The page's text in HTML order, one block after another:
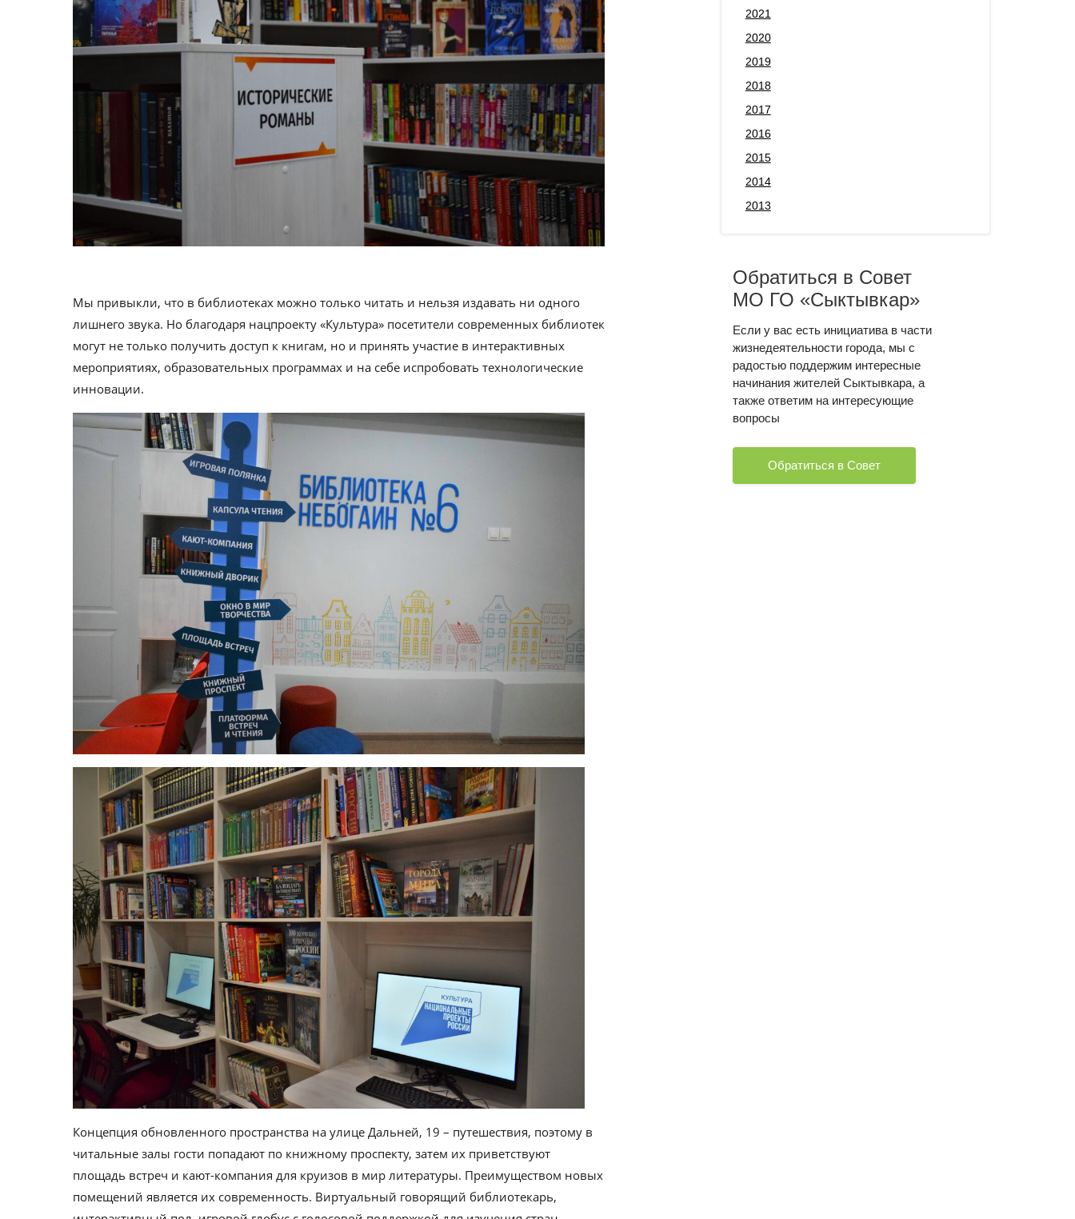
Мы привыкли, что в библиотеках можно только читать и нельзя издавать ни одного
лишнего звука. Но благодаря нацпроекту «Культура» посетители современных библиотек
могут не только получить доступ к книгам, но и принять участие в интерактивных
мероприятиях, образовательных программах и на себе испробовать технологические
инновации.
Концепция обновленного пространства на улице Дальней, 19 – путешествия, поэтому в
читальные залы гости попадают по книжному проспекту, затем их приветствуют
площадь встреч и кают-компания для круизов в мир литературы. Преимуществом новых
помещений является их современность. Виртуальный говорящий библиотекарь,
2021
2020
2019
2018
2017
2016
2015
2014
2013
Обратиться в Совет
МО ГО «Сыктывкар»
Если у вас есть инициатива в части
жизнедеятельности города, мы с
радостью поддержим интересные
начинания жителей Сыктывкара, а
также ответим на интересующие
вопросы
Обратиться в Совет